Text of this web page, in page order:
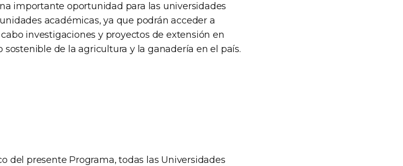
importante oportunidad para las universidades
académicas, ya que podrán acceder a
investigaciones y proyectos de extensión en
sostenible de la agricultura y la ganadería en el país.
del presente Programa, todas las Universidades